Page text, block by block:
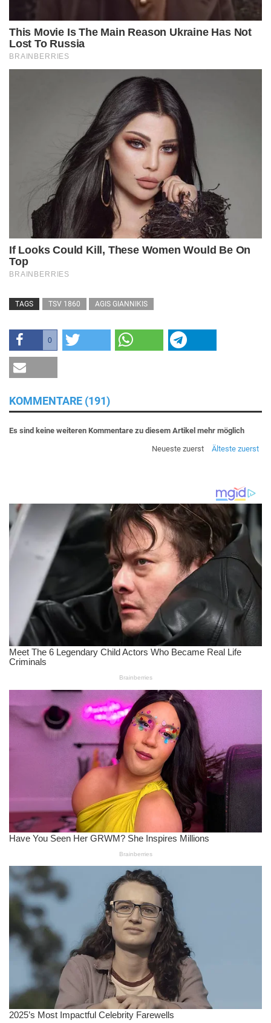
TAGS TSV 1860 AGIS GIANNIKIS
0
KOMMENTARE (191)
Es sind keine weiteren Kommentare zu diesem Artikel mehr möglich
Neueste zuerst
Älteste zuerst